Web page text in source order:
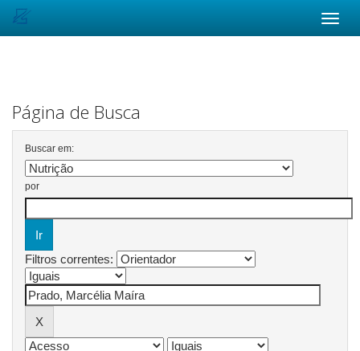
Página de Busca
Buscar em:
por
Filtros correntes: